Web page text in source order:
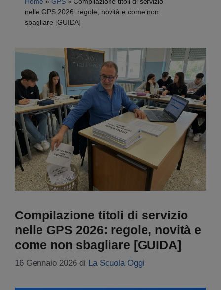
nelle GPS 2026: regole, novità e come non
sbagliare [GUIDA]
Compilazione titoli di servizio
nelle GPS 2026: regole, novità e
come non sbagliare [GUIDA]
16 Gennaio 2026 di La Scuola Oggi